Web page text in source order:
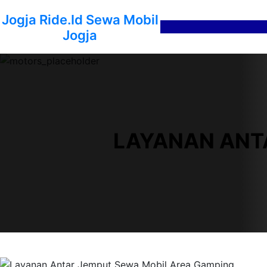
ke
Jogja Ride.id Sewa Mobil
Jogja
LAYANAN